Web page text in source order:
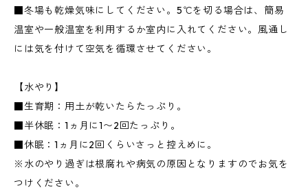
■冬場も乾燥気味にしてください。5℃を切る場合は、簡易
温室や一般温室を利用するか室内に入れてください。風通し
には気を付けて空気を循環させてください。
【水やり】
■生育期：用土が乾いたらたっぷり。
■半休眠：1ヵ月に1〜2回たっぷり。
■休眠：1ヵ月に2回くらいさっと控えめに。
※水のやり過ぎは根腐れや病気の原因となりますのでお気を
つけください。